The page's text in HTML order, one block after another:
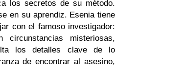
los secretos de su método.
en su aprendiz. Esenia tiene
con el famoso investigador:
misteriosas,
los detalles clave de lo
de encontrar al asesino,